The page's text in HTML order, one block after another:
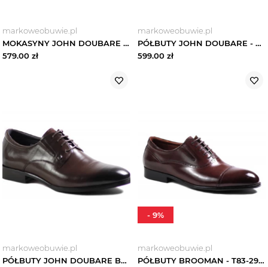
markoweobuwie.pl
MOKASYNY JOHN DOUBARE BY BROOMAN - YGC-Z253-351-1 BLACK
579.00 zł
markoweobuwie.pl
PÓŁBUTY JOHN DOUBARE - T241-155-A01 BLACK Brooman
599.00 zł
markoweobuwie.pl
PÓŁBUTY JOHN DOUBARE BY BROOMAN - E22-5-189 BROWN
markoweobuwie.pl
PÓŁBUTY BROOMAN - T83-294-AB44 BROWN
- 9%